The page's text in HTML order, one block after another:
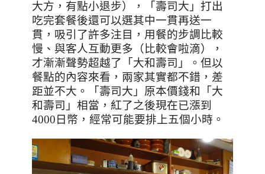
大方，有點小退步），「壽司大」打出
吃完套餐後還可以選其中一貫再送一
貫，吸引了許多注目，用餐的步調比較
慢、與客人互動更多（比較會啦滴），
才漸漸聲勢超越了「大和壽司」。但以
餐點的內容來看，兩家其實都不錯，差
距並不大。「壽司大」原本價錢和「大
和壽司」相當，紅了之後現在已漲到
4000日幣，經常可能要排上五個小時。